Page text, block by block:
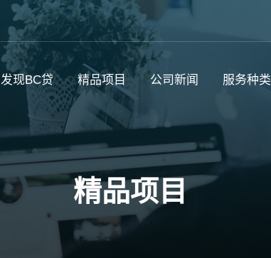
发现BC贷 精品项目 公司新闻 服务种类
精品项目